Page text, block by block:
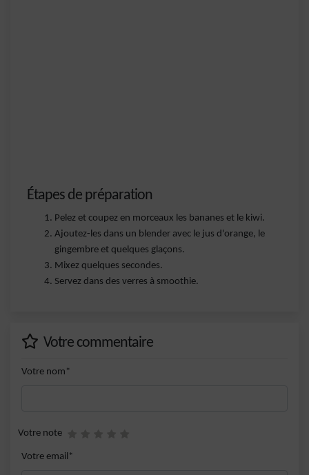
Étapes de préparation
Pelez et coupez en morceaux les bananes et le kiwi.
Ajoutez-les dans un blender avec le jus d'orange, le
gingembre et quelques glaçons.
Mixez quelques secondes.
Servez dans des verres à smoothie.
Votre commentaire
Votre nom*
Votre note
Votre email*